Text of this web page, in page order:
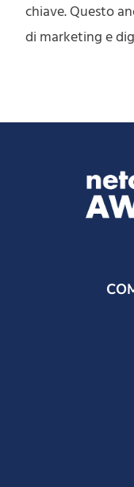
chiave. Questo
di marketing e